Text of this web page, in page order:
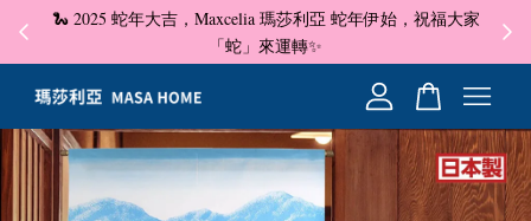
🐍 2025 蛇年大吉，Maxcelia 瑪莎利亞 蛇年伊始，祝福大家
「蛇」來運轉✨
✦
您的購物車目前還是空的。
繼續購物